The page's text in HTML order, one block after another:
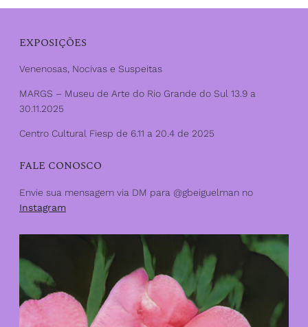
the
EXPOSIÇÕES
Venenosas, Nocivas e Suspeitas
MARGS – Museu de Arte do Rio Grande do Sul 13.9 a
30.11.2025
Centro Cultural Fiesp de 6.11 a 20.4 de 2025
FALE CONOSCO
Envie sua mensagem via DM para @gbeiguelman no
Instagram